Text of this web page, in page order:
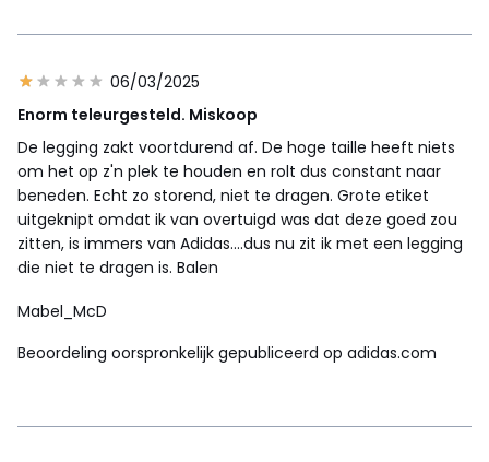
06/03/2025
Enorm teleurgesteld. Miskoop
De legging zakt voortdurend af. De hoge taille heeft niets
om het op z'n plek te houden en rolt dus constant naar
beneden. Echt zo storend, niet te dragen. Grote etiket
uitgeknipt omdat ik van overtuigd was dat deze goed zou
zitten, is immers van Adidas....dus nu zit ik met een legging
die niet te dragen is. Balen
Mabel_McD
Beoordeling oorspronkelijk gepubliceerd op adidas.com